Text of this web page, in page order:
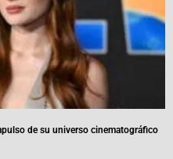
de su universo cinematográfico